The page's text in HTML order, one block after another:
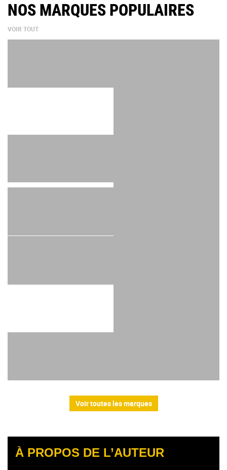
NOS MARQUES POPULAIRES
VOIR TOUT
Voir toutes les marques
À PROPOS DE L’AUTEUR